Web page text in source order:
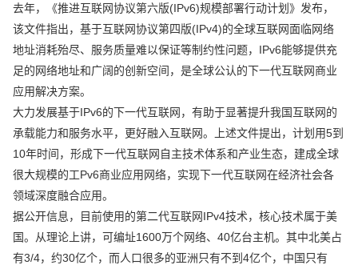
去年，《推进互联网协议第六版(IPv6)规模部署行动计划》发布，
该文件指出，基于互联网协议第四版(IPv4)的全球互联网面临网络
地址消耗殆尽、服务质量难以保证等制约性问题，IPv6能够提供充
足的网络地址和广阔的创新空间，是全球公认的下一代互联网商业
应用解决方案。
大力发展基于IPv6的下一代互联网，有助于显著提升我国互联网的
承载能力和服务水平，更好融入互联网。上述文件提出，计划用5到
10年时间，形成下一代互联网自主技术体系和产业生态，建成全球
很大规模的工Pv6商业应用网络，实现下一代互联网在经济社会各
领域深度融合应用。
据公开信息，目前使用的第二代互联网IPv4技术，核心技术属于美
国。从理论上讲，可编址1600万个网络、40亿台主机。其中北美占
有3/4，约30亿个，而人口很多的亚洲只有不到4亿个，中国只有